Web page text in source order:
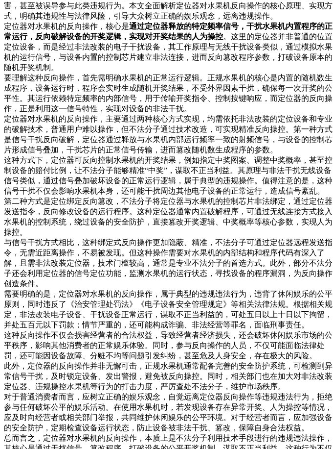
害，甚至被误导参与此类违规行为。本文全面解析定位器对水果机反向操作的核心原理、实现方
式，明确其违规性与法律风险，引导大众树立正确的娱乐观念，远离违规操作。
定位器对水果机的反向操作，核心是通过定位器释放的特定频率信号，干扰水果机内置程序的正
常运行，反向破解设备的开奖逻辑，实现对开奖结果的人为操控。这里的定位器并非普通的位置
定位设备，而是经过非法改装的电子干扰设备，其工作原理与无线干扰设备类似，通过模拟水果
机的运行信号，与设备内置的控制芯片建立非法连接，进而反向篡改程序参数，打破设备原本的
随机开奖机制。
要理解这种反向操作，首先需明确水果机的正常运行逻辑。正规水果机的核心是内置的随机数生
成程序，设备运行时，程序会实时生成随机开奖结果，不受外界因素干扰，确保每一次开奖的公
平性。其运行依赖特定频率的内部信号，用于传输开奖指令、控制按键响应，而定位器的反向操
作，正是利用这一信号特性，实现对设备的非法干扰。
定位器对水果机的反向操作，主要通过两种核心方式实现，均需依托非法改装的定位设备和专业
的破解技术，普通用户难以操作，但不法分子通过技术改造，可实现精准反向操控。第一种方式
是信号干扰反向破解，定位器通过释放与水果机内部运行频率一致的射频信号，与设备的控制芯
片形成信号叠加，干扰芯片的正常信号传输，进而篡改随机数生成程序的参数。
这种方式下，定位器可反向控制水果机的开奖结果，例如指定中奖图案、调整中奖概率，甚至控
制设备的赔付比例，让不法分子能够精准“中奖”，谋取不正当利益。其原理与非法干扰无线设备
信号类似，通过信号叠加破坏设备的正常运行逻辑，属于典型的违规操作。值得注意的是，这种
信号干扰不仅会影响水果机本身，还可能干扰周边其他电子设备的正常运行，造成信号紊乱。
第二种方式是定位绑定反向篡改，不法分子将定位器与水果机的控制芯片非法绑定，通过定位器
发送指令，反向修改设备的运行程序。这种定位器通常内置破解程序，可通过无线连接方式接入
水果机的控制系统，绕过设备的安全防护，直接篡改开奖逻辑、中奖概率等核心参数，实现人为
操控。
与信号干扰方式相比，这种绑定式反向操作更加隐蔽、精准，不法分子可通过定位器远程发送指
令，无需近距离操作，不易被发现。但这种操作需要对水果机的内部结构和程序代码有深入了
解，且需非法改装定位器，技术门槛较高，通常是专业不法分子的首选方式。此外，部分不法分
子还会利用定位器的信号定位功能，监测水果机的运行状态，寻找设备的程序漏洞，为反向操作
创造条件。
需要明确的是，定位器对水果机的反向操作，属于典型的违规违法行为，违背了休闲娱乐的公平
原则，同时违反了《治安管理处罚法》《电子设备安全管理规定》等相关法律法规。根据相关规
定，非法改装电子设备、干扰设备正常运行，谋取不正当利益的，可处五日以上十日以下拘留，
并处五百元以下罚款；情节严重的，还可能构成诈骗、非法经营等罪名，面临刑事责任。
这种反向操作不仅会损害经营者的合法权益，导致经营者经济损失，还会破坏休闲娱乐市场的公
平秩序，影响其他消费者的正常娱乐体验。同时，参与反向操作的人员，不仅可能面临法律处
罚，还可能因设备故障、分赃不均等问题引发纠纷，甚至危及人身安全，存在极大的风险。
此外，定位器的反向操作并非无懈可击，正规水果机通常配备完善的安全防护系统，可检测到异
常信号干扰，及时锁定设备、发出警报，避免被反向操控。同时，相关部门也在加大对非法改装
定位器、违规操控水果机等行为的打击力度，严厉查处不法分子，维护市场秩序。
对于普通消费者而言，应树立正确的娱乐观念，自觉远离定位器反向操作等违规违法行为，拒绝
参与任何破坏公平的娱乐活动。在使用水果机时，若发现设备存在异常开奖、人为操控等情况，
应及时向经营者或相关部门举报，共同维护休闲娱乐的公平环境。对于经营者而言，应加强设备
的安全防护，定期检查设备运行状态，防止设备被非法干扰、篡改，保障自身合法权益。
总而言之，定位器对水果机的反向操作，本质上是不法分子利用技术手段进行的违规违法操作，